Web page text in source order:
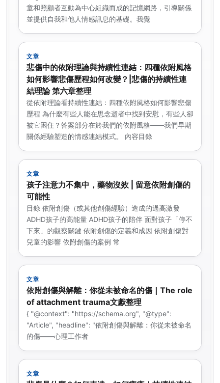
童和照顧者互動為中心組織而成的記憶網路，引導關係
並提供自我和他人情感訊息的基礎。我覺
文章
悲傷中的依附理論與持續性連結：四種依附風格
如何影響悲傷歷程如何改變？|悲傷的持續性連
結理論 第六章整理
從依附理論看持續性連結：四種依附風格如何影響悲傷
歷程 為什麼有些人能在思念逝者中找到安慰，有些人卻
被它困住？答案部分在於我們的依附風格——我們早期
關係經驗塑造的情感連結模式。 內容目錄
文章
孩子注意力不集中，藥物沒效 | 留意依附創傷的
可能性
目錄 依附創傷（或其他創傷經驗）造成的過高激發
ADHD孩子的高能量 ADHD孩子的陪伴 面對孩子「停不
下來」的觀察關鍵 依附創傷的定義和成因 依附創傷對
兒童的影響 依附創傷的案例 常
文章
依附創傷與解離：你從未被命名的傷｜The role
of attachment trauma文獻整理
{ "@context": "https://schema.org", "@type":
"Article", "headline": "依附創傷與解離：你從未被命名
的傷——心理工作者
文章